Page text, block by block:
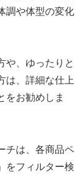
調や体型の変化
や、ゆったりと
は、詳細な仕上
をお勧めしま
チは、各商品ペ
をフィルター検